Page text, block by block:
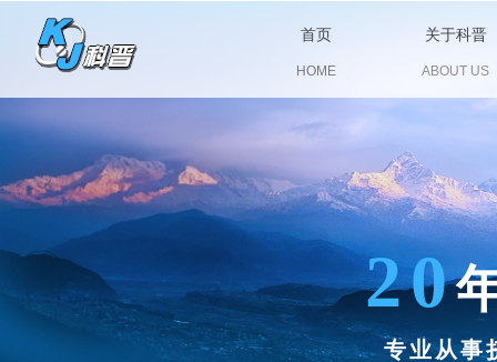
20
专业从事
ABOUT US
首页 关于科晋
HOME